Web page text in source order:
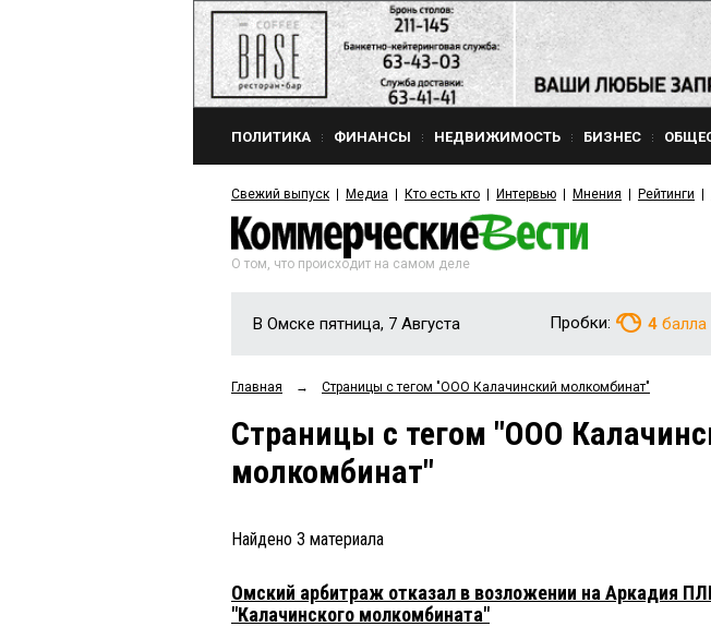
ПОЛИТИКА ФИНАНСЫ НЕДВИЖИМОСТЬ БИЗНЕС
Свежий выпуск Медиа Кто есть кто Интервью Мнения Рейтинги
О том, что происходит на самом деле
В Омске пятница, 7 Августа Пробки: 4 балла
Главная → Страницы c тегом "ООО Калачинский молкомбинат"
Страницы c тегом "ООО
молкомбинат"
Найдено 3 материала
Омский арбитраж отказал в возложении на Аркадия
"Калачинского молкомбината"